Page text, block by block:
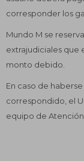
corresponder los
Mundo M se
extrajudiciales que
monto debido.
En caso de
correspondido, el
equipo de